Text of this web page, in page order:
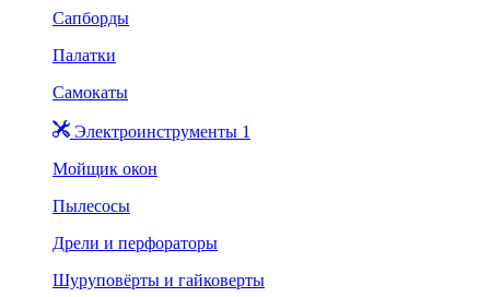
Сапборды
Палатки
Самокаты
Электроинструменты 1
Мойщик окон
Пылесосы
Дрели и перфораторы
Шуруповёрты и гайковерты